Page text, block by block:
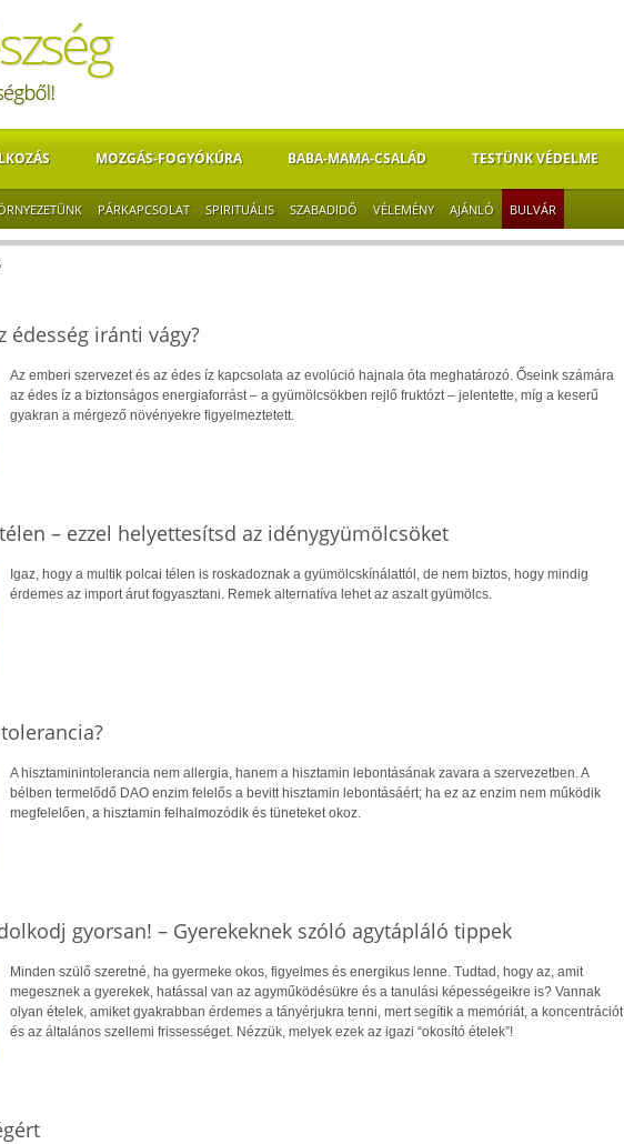
MOZGÁS-FOGYÓKÚRA BABA-MAMA-CSALÁD TESTÜNK VÉDELME
PÁRKAPCSOLAT SPIRITUÁLIS SZABADIDŐ VÉLEMÉNY AJÁNLÓ BULVÁR
édesség iránti vágy?
Az emberi szervezet és az édes íz kapcsolata az evolúció hajnala óta meghatározó. Őseink számára
az édes íz a biztonságos energiaforrást – a gyümölcsökben rejlő fruktózt – jelentette, míg a keserű
gyakran a mérgező növényekre figyelmeztetett.
– ezzel helyettesítsd az idénygyümölcsöket
Igaz, hogy a multik polcai télen is roskadoznak a gyümölcskínálattól, de nem biztos, hogy mindig
érdemes az import árut fogyasztani. Remek alternatíva lehet az aszalt gyümölcs.
A hisztaminintolerancia nem allergia, hanem a hisztamin lebontásának zavara a szervezetben. A
bélben termelődő DAO enzim felelős a bevitt hisztamin lebontásáért; ha ez az enzim nem működik
megfelelően, a hisztamin felhalmozódik és tüneteket okoz.
gyorsan! – Gyerekeknek szóló agytápláló tippek
Minden szülő szeretné, ha gyermeke okos, figyelmes és energikus lenne. Tudtad, hogy az, amit
megesznek a gyerekek, hatással van az agyműködésükre és a tanulási képességeikre is? Vannak
olyan ételek, amiket gyakrabban érdemes a tányérjukra tenni, mert segítik a memóriát, a koncentrációt
és az általános szellemi frissességet. Nézzük, melyek ezek az igazi “okosító ételek”!